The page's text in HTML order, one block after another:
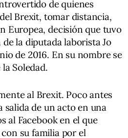
de quienes
Brexit, tomar distancia,
Europea, decisión que tuvo
la diputada laborista Jo
de 2016. En su nombre se
Soledad.
al Brexit. Poco antes
salida de un acto en una
al Facebook en el que
su familia por el